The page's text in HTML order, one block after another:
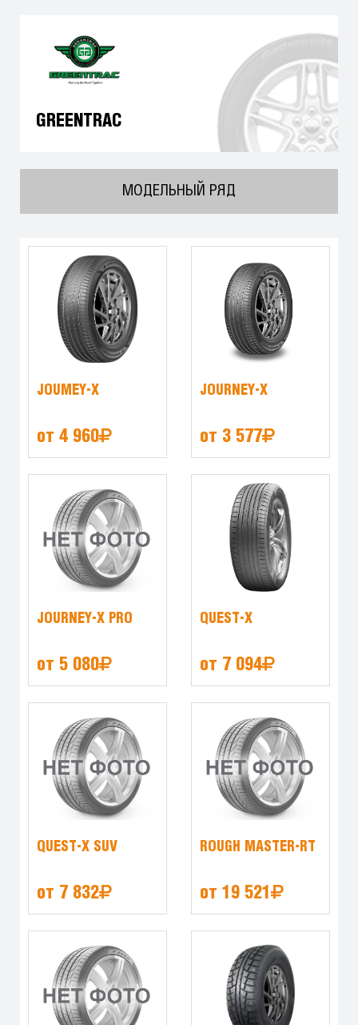
GREENTRAC
МОДЕЛЬНЫЙ РЯД
JOUMEY-X
от 4 960
JOURNEY-X
от 3 577
JOURNEY-X PRO
от 5 080
QUEST-X
от 7 094
QUEST-X SUV
от 7 832
ROUGH MASTER-RT
от 19 521